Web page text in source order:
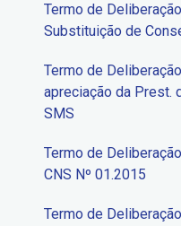
Termo de
Substituição de
Termo de
apreciação da Prest.
SMS
Termo de
CNS Nº 01.2015
Termo de